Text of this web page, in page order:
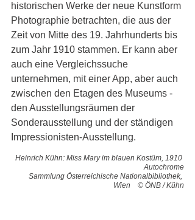
historischen Werke der neue Kunstform
Photographie betrachten, die aus der
Zeit von Mitte des 19. Jahrhunderts bis
zum Jahr 1910 stammen. Er kann aber
auch eine Vergleichssuche
unternehmen, mit einer App, aber auch
zwischen den Etagen des Museums -
den Ausstellungsräumen der
Sonderausstellung und der ständigen
Impressionisten-Ausstellung.
Heinrich Kühn: Miss Mary im blauen Kostüm, 1910
Autochrome
Sammlung Österreichische Nationalbibliothek,
Wien    © ÖNB / Kühn